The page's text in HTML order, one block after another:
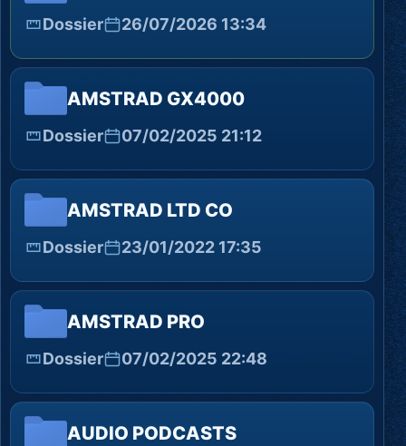
Dossier 26/07/2026 13:34
AMSTRAD GX4000
Dossier 07/02/2025 21:12
AMSTRAD LTD CO
Dossier 23/01/2022 17:35
AMSTRAD PRO
Dossier 07/02/2025 22:48
AUDIO PODCASTS